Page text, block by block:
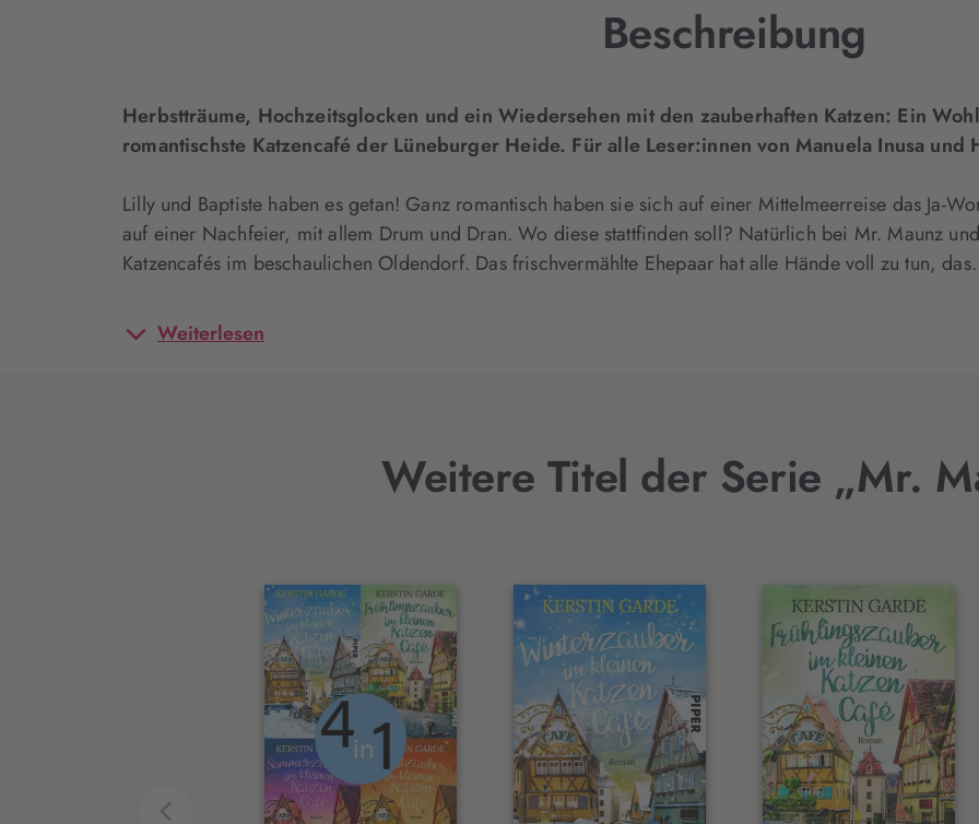
Beschreibung
Herbstträume, Hochzeitsglocken und ein Wiedersehen mit den zauberhaften Katzen: Ein
romantischste Katzencafé der Lüneburger Heide. Für alle Leser:innen von Manuela Inusa und
Lilly und Baptiste haben es getan! Ganz romantisch haben sie sich auf einer Mittelmeerreise das Ja-
auf einer Nachfeier, mit allem Drum und Dran. Wo diese stattfinden soll? Natürlich bei Mr. Maunz
Katzencafés im beschaulichen Oldendorf. Das frischvermählte Ehepaar hat alle Hände voll zu tun,
Weiterlesen
Weitere Titel der Serie „Mr.
Interaktives
Slider-
Element